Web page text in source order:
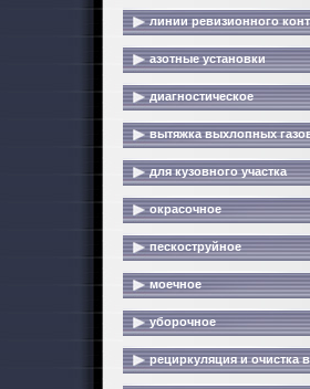
линии ревизионного
азотные установки
диагностическое
вытяжка выхлопных
для кузовного участка
окрасочное
пескоструйное
моечное
уборочное
рециркуляция и очистка